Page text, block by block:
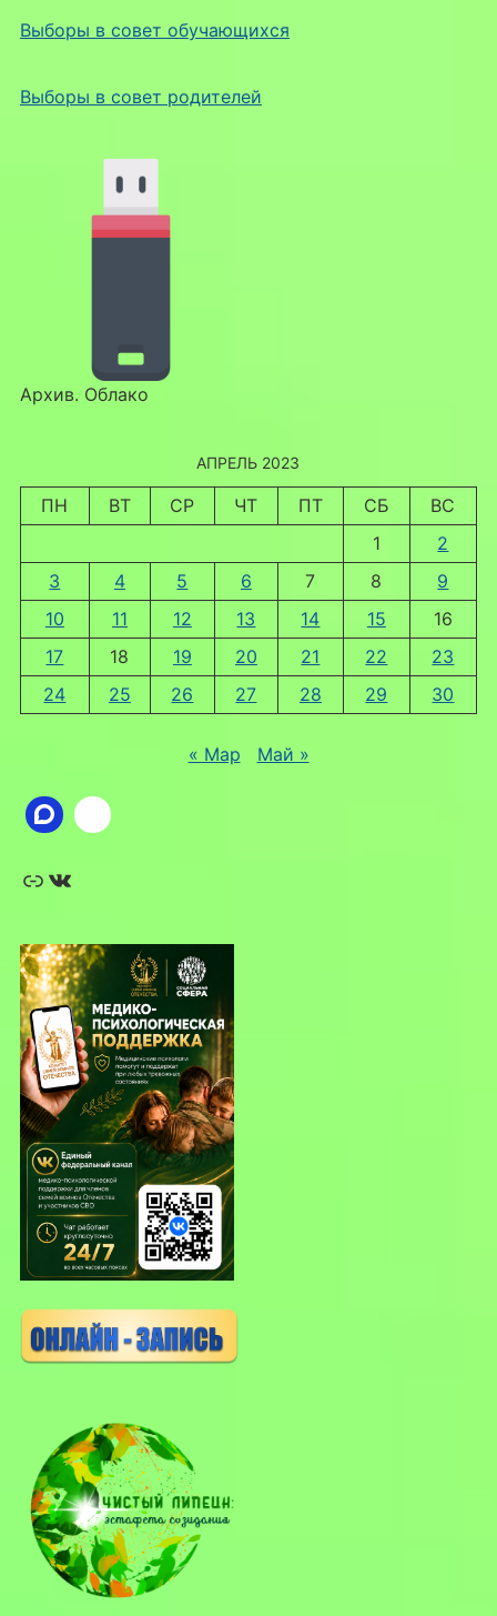
Выборы в совет обучающихся
Выборы в совет родителей
Архив. Облако
АПРЕЛЬ 2023
ПН ВТ СР ЧТ ПТ СБ
ВС
1
2
3
4 5 6 7 8
9
10
11 12 13 14 15
16
17
18 19 20 21 22
23
24
25 26 27 28 29 30
« Мар Май »
Ссылка